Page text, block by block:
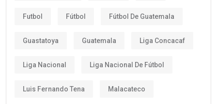
Futbol Fútbol Fútbol De Guatemala
Guastatoya Guatemala Liga Concacaf
Liga Nacional Liga Nacional De Fútbol
Luis Fernando Tena Malacateco